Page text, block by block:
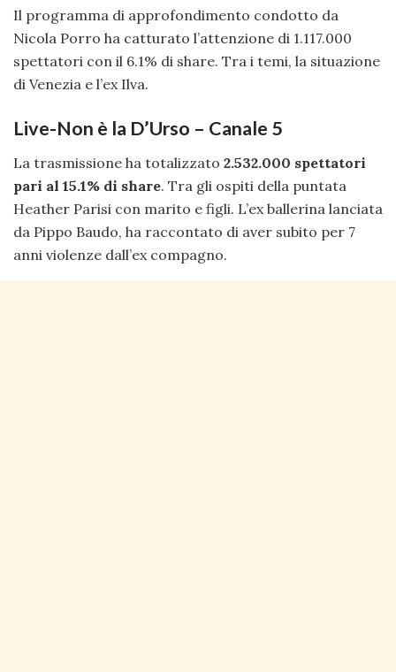
Il programma di approfondimento condotto da
Nicola Porro ha catturato l’attenzione di 1.117.000
spettatori con il 6.1% di share. Tra i temi, la situazione
di Venezia e l’ex Ilva.
Live-Non è la D’Urso – Canale 5
La trasmissione ha totalizzato 2.532.000 spettatori
pari al 15.1% di share. Tra gli ospiti della puntata
Heather Parisi con marito e figli. L’ex ballerina lanciata
da Pippo Baudo, ha raccontato di aver subito per 7
anni violenze dall’ex compagno.